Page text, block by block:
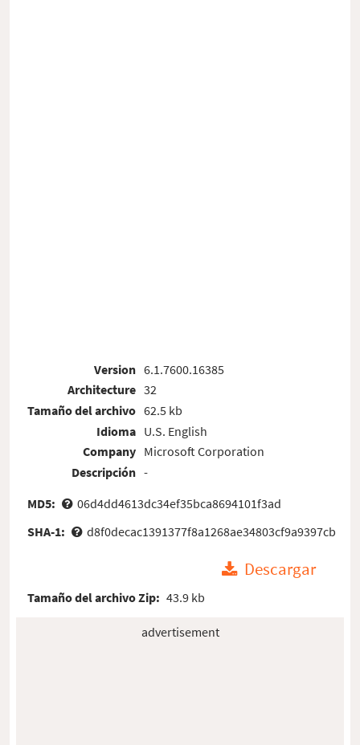
Version
Architecture
Tamaño del archivo
Idioma
Company
Descripción
6.1.7600.16385
32
62.5 kb
U.S. English
Microsoft Corporation
-
MD5:
06d4dd4613dc34ef35bca8694101f3ad
SHA-1:
d8f0decac1391377f8a1268ae34803cf9a9397cb
Descargar
Tamaño del archivo Zip: 43.9 kb
advertisement